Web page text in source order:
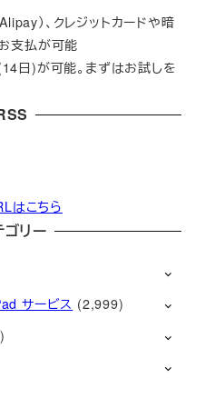
）、クレジットカードや暗
支払が可能
日)が可能。まずはお試しを
はこちら
ゴリー
サービス (2,999)